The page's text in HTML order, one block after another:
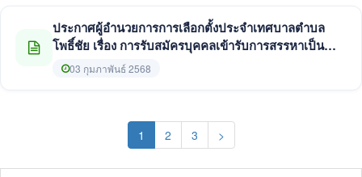
ประกาศผู้อำนวยการการเลือกตั้งประจำเทศบาลตำบล
โพธิ์ชัย เรื่อง การรับสมัครบุคคลเข้ารับการสรรหาเป็น
คณะกรรมการการเลือกตั้ง ประจำเทศบาลตำบลโพธิ์ชัย
03 กุมภาพันธ์ 2568
1 (current)
2 3 >